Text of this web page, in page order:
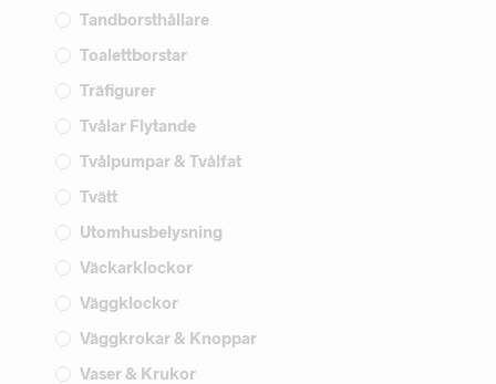
Tandborsthållare
Toalettborstar
Träfigurer
Tvålar Flytande
Tvålpumpar & Tvålfat
Tvätt
Utomhusbelysning
Väckarklockor
Väggklockor
Väggkrokar & Knoppar
Vaser & Krukor